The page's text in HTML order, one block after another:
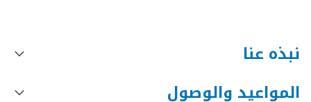
نبذه عنا
المواعيد والوصول